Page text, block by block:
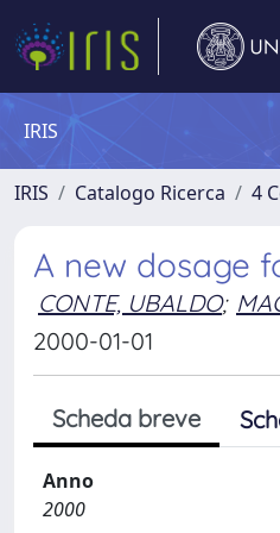
IRIS
IRIS Catalogo Ricerca 4
A new dosage
CONTE, UBALDO;
2000-01-01
Scheda breve
Anno
2000